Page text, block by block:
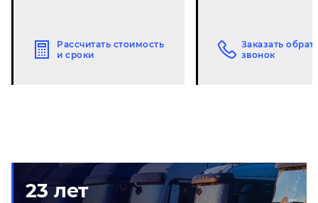
Рассчитать стоимость
и сроки
Заказать
звонок
23 лет